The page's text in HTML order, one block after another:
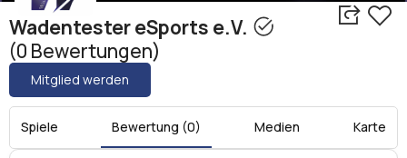
Wadentester eSports e.V.
(0 Bewertungen)
Mitglied werden
Spiele Bewertung (0) Medien Karte